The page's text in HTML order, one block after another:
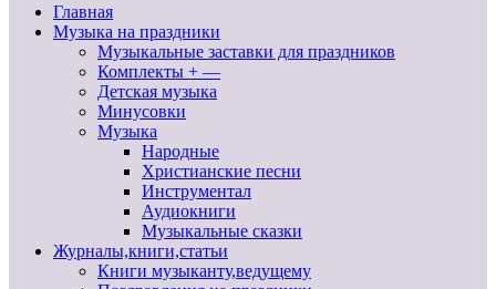
Главная
Музыка на праздники
Музыкальные заставки для праздников
Комплекты + —
Детская музыка
Минусовки
Музыка
Народные
Христианские песни
Инструментал
Аудиокниги
Музыкальные сказки
Журналы,книги,статьи
Книги музыканту,ведущему